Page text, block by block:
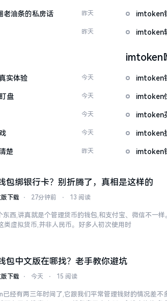
老油条的私房话 昨天
昨天
imtoken
imtoken
实体验 今天
盘 今天
今天
今天
楚 昨天
imtoken
imtoken
imtoken
imtoken
imtoken
imtoken
包绑银行卡？别折腾了，真相是这样的
下载 ⋅ 27分钟前 ⋅ 13 阅读
西,讲真就是个管理货币的钱包,和支付宝、微信不一
类虚拟货币,并非人民币。好多人初次使用时
包中文版在哪找？老手教你避坑
下载 ⋅ 今天 ⋅ 15 阅读
经有两三年时间了,它跟我们平常管理钱财的情况差不